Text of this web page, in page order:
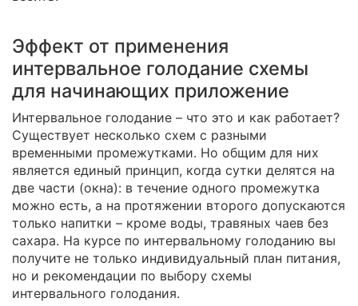
Эффект от применения
интервальное голодание схемы
для начинающих приложение
Интервальное голодание – что это и как работает?
Существует несколько схем с разными
временными промежутками. Но общим для них
является единый принцип, когда сутки делятся на
две части (окна): в течение одного промежутка
можно есть, а на протяжении второго допускаются
только напитки – кроме воды, травяных чаев без
сахара. На курсе по интервальному голоданию вы
получите не только индивидуальный план питания,
но и рекомендации по выбору схемы
интервального голодания.